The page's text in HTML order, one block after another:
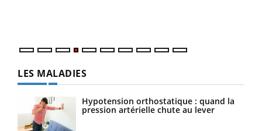
LES MALADIES
Hypotension orthostatique : quand la
pression artérielle chute au lever